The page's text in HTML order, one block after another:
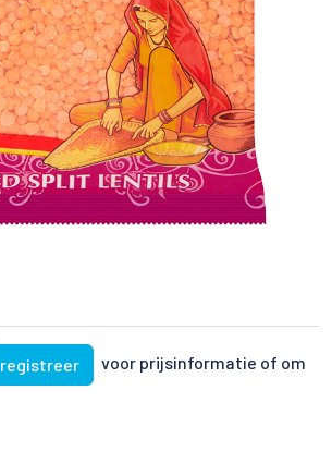
registreer
voor prijsinformatie of om